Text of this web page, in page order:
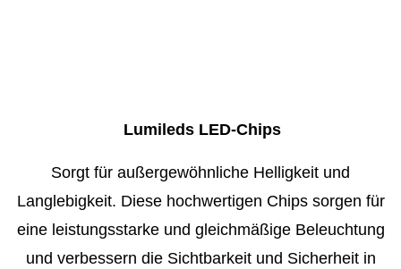
Lumileds LED-Chips
Sorgt für außergewöhnliche Helligkeit und
Langlebigkeit. Diese hochwertigen Chips sorgen für
eine leistungsstarke und gleichmäßige Beleuchtung
und verbessern die Sichtbarkeit und Sicherheit in